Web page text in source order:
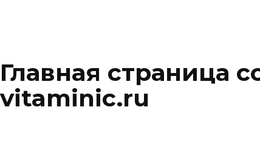
Главная страница
vitaminic.ru